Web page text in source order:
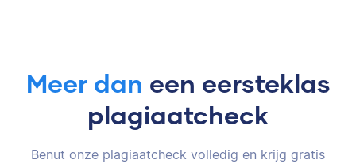
Meer dan een eersteklas
plagiaatcheck
Benut onze plagiaatcheck volledig en krijg gratis